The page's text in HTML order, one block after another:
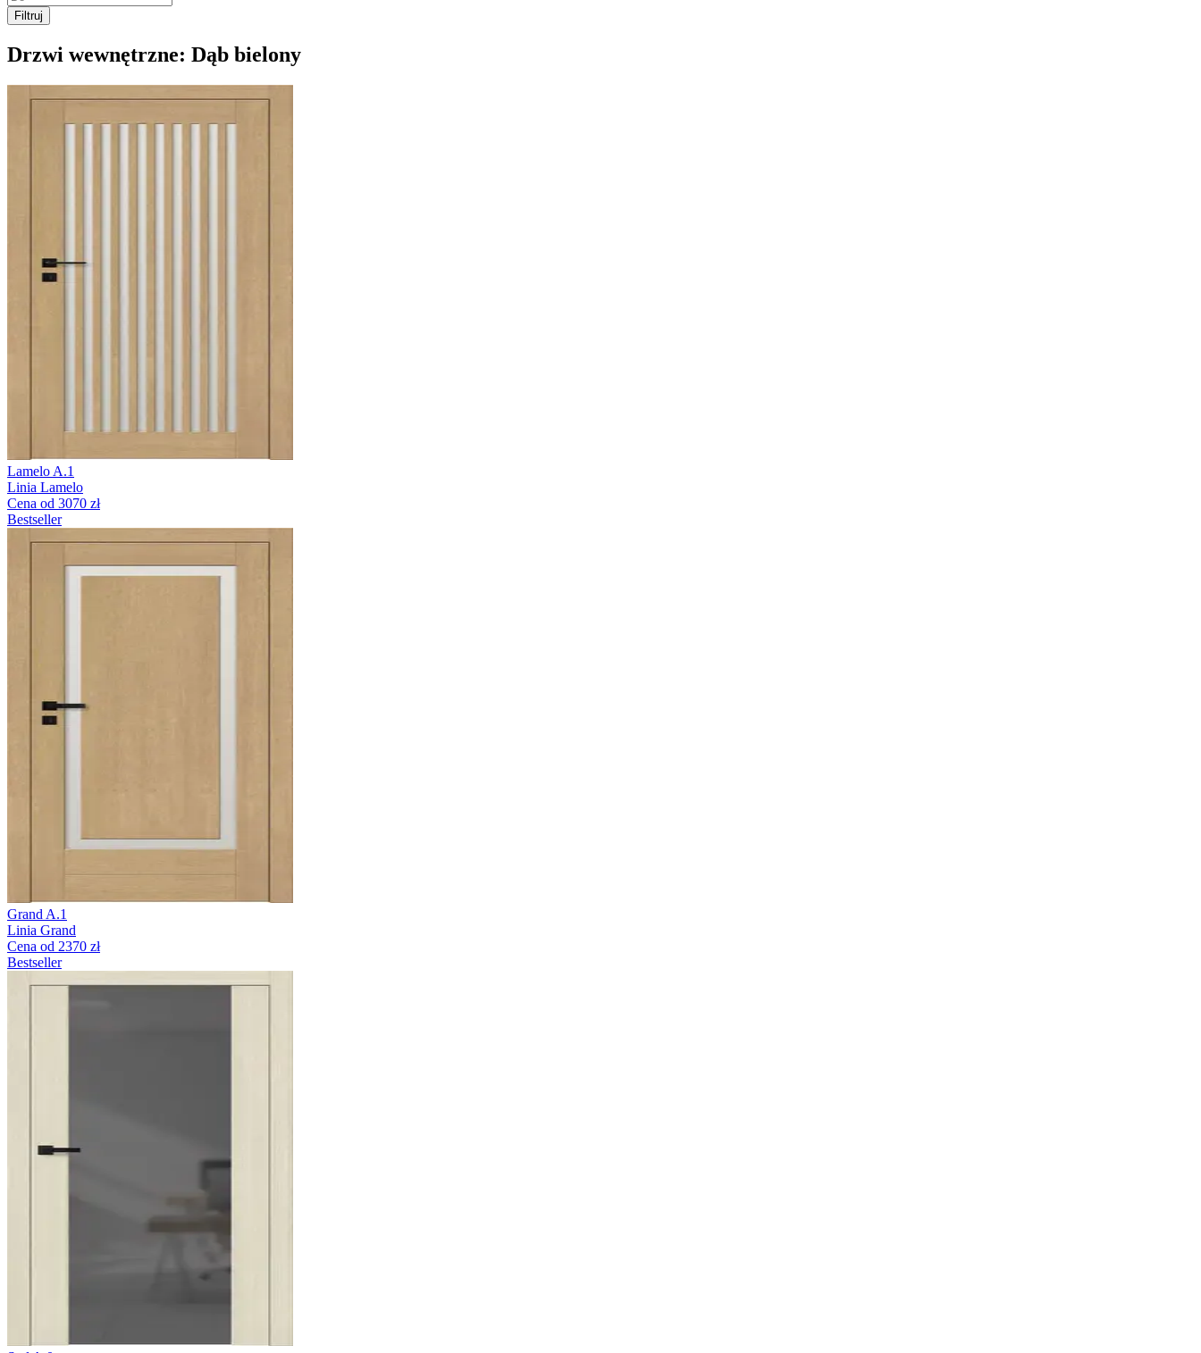
Filtruj
Drzwi wewnętrzne: Dąb bielony
Lamelo A.1
Linia Lamelo
Cena od 3070 zł
Bestseller
Grand A.1
Linia Grand
Cena od 2370 zł
Bestseller